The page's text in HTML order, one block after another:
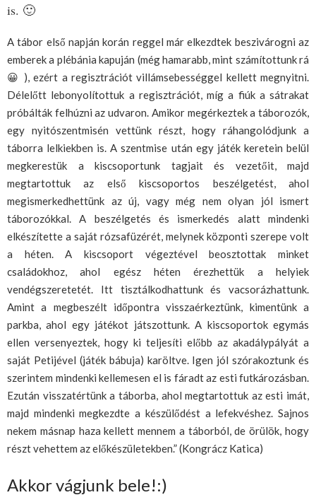
is. 🙂
A tábor első napján korán reggel már elkezdtek beszivárogni az
emberek a plébánia kapuján (még hamarabb, mint számítottunk rá
😀 ), ezért a regisztrációt villámsebességgel kellett megnyitni.
Délelőtt lebonyolítottuk a regisztrációt, míg a fiúk a sátrakat
próbálták felhúzni az udvaron. Amikor megérkeztek a táborozók,
egy nyitószentmisén vettünk részt, hogy ráhangolódjunk a
táborra lelkiekben is. A szentmise után egy játék keretein belül
megkerestük a kiscsoportunk tagjait és vezetőit, majd
megtartottuk az első kiscsoportos beszélgetést, ahol
megismerkedhettünk az új, vagy még nem olyan jól ismert
táborozókkal. A beszélgetés és ismerkedés alatt mindenki
elkészítette a saját rózsafüzérét, melynek központi szerepe volt
a héten. A kiscsoport végeztével beosztottak minket
családokhoz, ahol egész héten érezhettük a helyiek
vendégszeretetét. Itt tisztálkodhattunk és vacsorázhattunk.
Amint a megbeszélt időpontra visszaérkeztünk, kimentünk a
parkba, ahol egy játékot játszottunk. A kiscsoportok egymás
ellen versenyeztek, hogy ki teljesíti előbb az akadálypályát a
saját Petijével (játék bábuja) karöltve. Igen jól szórakoztunk és
szerintem mindenki kellemesen el is fáradt az esti futkározásban.
Ezután visszatértünk a táborba, ahol megtartottuk az esti imát,
majd mindenki megkezdte a készülődést a lefekvéshez. Sajnos
nekem másnap haza kellett mennem a táborból, de örülök, hogy
részt vehettem az előkészületekben.” (Kongrácz Katica)
Akkor vágjunk bele!:)